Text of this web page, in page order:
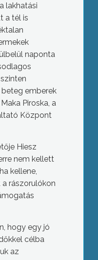
lakhatási
a tél is
naponta
emberek
Piroska, a
Központ
Hiesz
nem kellett
kellene,
a rászorulókon
hogy egy jó
célba
az